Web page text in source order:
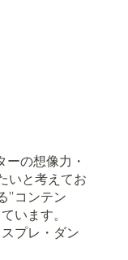
の想像力・
いと考えてお
"コンテン
います。
プレ・ダン